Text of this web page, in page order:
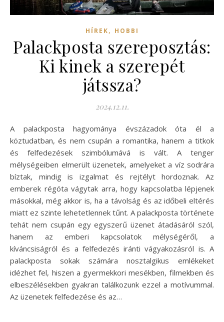
HÍREK, HOBBI
Palackposta szereposztás:
Ki kinek a szerepét
játssza?
2024.12.11.
A palackposta hagyománya évszázadok óta él a
köztudatban, és nem csupán a romantika, hanem a titkok
és felfedezések szimbólumává is vált. A tenger
mélységeiben elmerült üzenetek, amelyeket a víz sodrára
bíztak, mindig is izgalmat és rejtélyt hordoznak. Az
emberek régóta vágytak arra, hogy kapcsolatba lépjenek
másokkal, még akkor is, ha a távolság és az időbeli eltérés
miatt ez szinte lehetetlennek tűnt. A palackposta története
tehát nem csupán egy egyszerű üzenet átadásáról szól,
hanem az emberi kapcsolatok mélységéről, a
kíváncsiságról és a felfedezés iránti vágyakozásról is. A
palackposta sokak számára nosztalgikus emlékeket
idézhet fel, hiszen a gyermekkori mesékben, filmekben és
elbeszélésekben gyakran találkozunk ezzel a motívummal.
Az üzenetek felfedezése és az…